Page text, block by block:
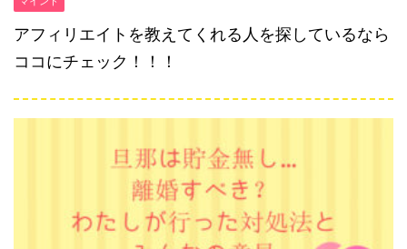
アフィリエイトを教えてくれる人を探しているなら
ココにチェック！！！